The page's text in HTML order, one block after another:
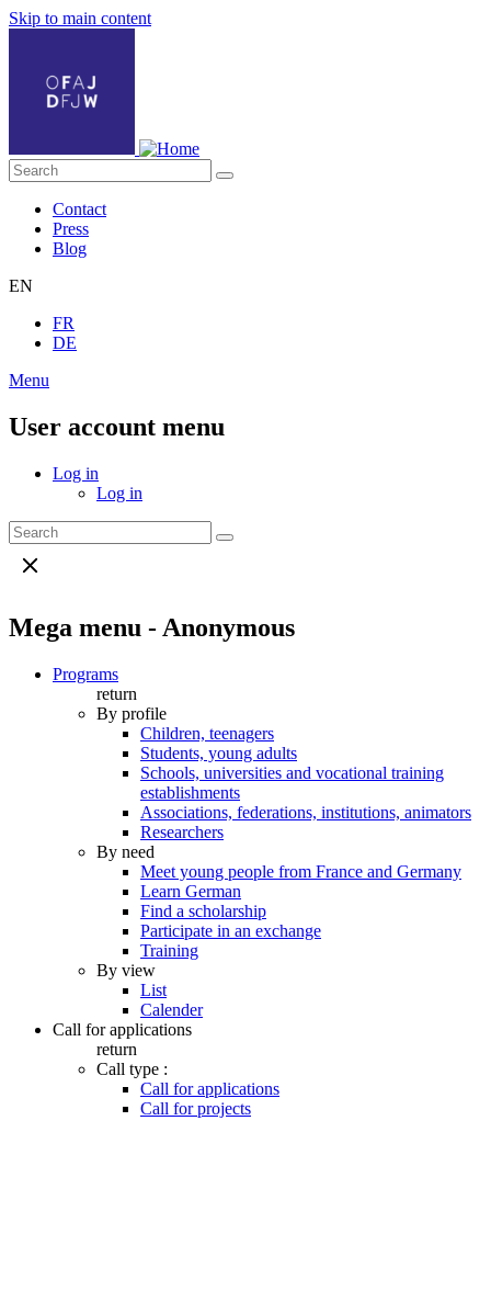
Skip to main content
Contact
Press
Blog
EN
FR
DE
Menu
User account menu
Log in
Log in
Mega menu - Anonymous
Programs
return
By profile
Children, teenagers
Students, young adults
Schools, universities and vocational training
establishments
Associations, federations, institutions, animators
Researchers
By need
Meet young people from France and Germany
Learn German
Find a scholarship
Participate in an exchange
Training
By view
List
Calender
Call for applications
return
Call type :
Call for applications
Call for projects